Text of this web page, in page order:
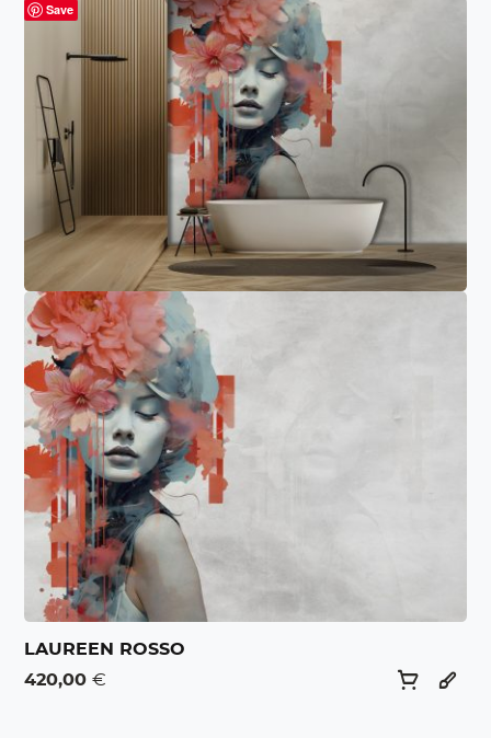
Save
LAUREEN ROSSO
420,00€